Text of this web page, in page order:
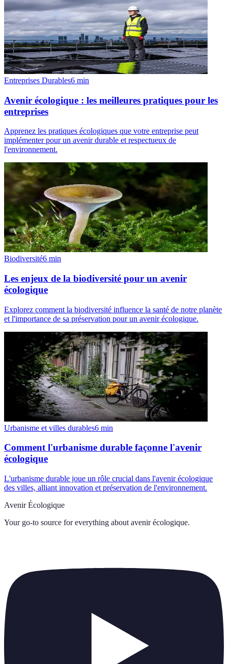
Entreprises Durables6 min
Avenir écologique : les meilleures pratiques pour les
entreprises
Apprenez les pratiques écologiques que votre entreprise peut
implémenter pour un avenir durable et respectueux de
l'environnement.
Biodiversité6 min
Les enjeux de la biodiversité pour un avenir
écologique
Explorez comment la biodiversité influence la santé de notre planète
et l'importance de sa préservation pour un avenir écologique.
Urbanisme et villes durables6 min
Comment l'urbanisme durable façonne l'avenir
écologique
L'urbanisme durable joue un rôle crucial dans l'avenir écologique
des villes, alliant innovation et préservation de l'environnement.
Avenir Écologique
Your go-to source for everything about avenir écologique.